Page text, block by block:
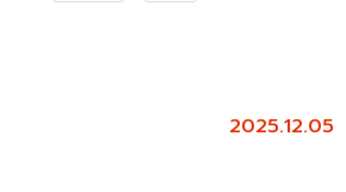
2025.12.05